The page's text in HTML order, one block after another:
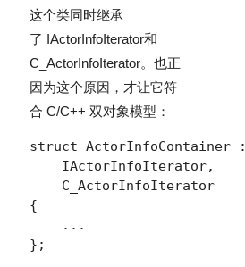
这个类同时继承
了 IActorInfoIterator和
C_ActorInfoIterator。也正
因为这个原因，才让它符
合 C/C++ 双对象模型：
struct ActorInfoContainer :
    IActorInfoIterator,
    C_ActorInfoIterator
{
    ...
};